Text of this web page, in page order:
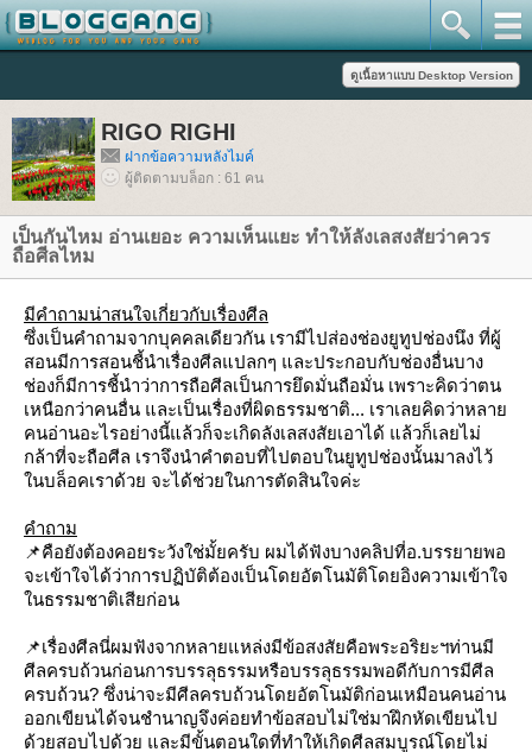
RIGO RIGHI
ฝากข้อความหลังไมค์
ผู้ติดตามบล็อก : 61 คน
เป็นกันไหม อ่านเยอะ ความเห็นแยะ ทำให้ลังเลสงสัยว่าควร
ถือศีลไหม
มีคำถามน่าสนใจเกี่ยวกับเรื่องศีล
ซึ่งเป็นคำถามจากบุคคลเดียวกัน เรามีไปส่องช่องยูทูปช่องนึง ที่ผู้
สอนมีการสอนชี้นำเรื่องศีลแปลกๆ และประกอบกับช่องอื่นบาง
ช่องก็มีการชี้นำว่าการถือศีลเป็นการยึดมั่นถือมั่น เพราะคิดว่าตน
เหนือกว่าคนอื่น และเป็นเรื่องที่ผิดธรรมชาติ... เราเลยคิดว่าหลา
คนอ่านอะไรอย่างนี้แล้วก็จะเกิดลังเลสงสัยเอาได้ แล้วก็เลยไม่
กล้าที่จะถือศีล เราจึงนำคำตอบที่ไปตอบในยูทูปช่องนั้นมาลงไว้
นบล็อคเราด้วย จะได้ช่วยในการตัดสินใจค่ะ
คำถาม
📌คือยังต้องคอยระวังใช่มั้ยครับ ผมได้ฟังบางคลิปที่อ.บรรยายพอ
จะเข้าใจได้ว่าการปฏิบัติต้องเป็นโดยอัตโนมัติโดยอิงความเข้าใจ
นธรรมชาติเสียก่อน
📌เรื่องศีลนี่ผมฟังจากหลายแหล่งมีข้อสงสัยคือพระอริยะฯท่านมี
ศีลครบถ้วนก่อนการบรรลุธรรมหรือบรรลุธรรมพอดีกับการมีศีล
ครบถ้วน? ซึ่งน่าจะมีศีลครบถ้วนโดยอัตโนมัติก่อนเหมือนคนอ่าน
ออกเขียนได้จนชำนาญจึงค่อยทำข้อสอบไม่ใช่มาฝึกหัดเขียนไป
ด้วยสอบไปด้วย และมีขั้นตอนใดที่ทำให้เกิดศีลสมบูรณ์โดยไม่